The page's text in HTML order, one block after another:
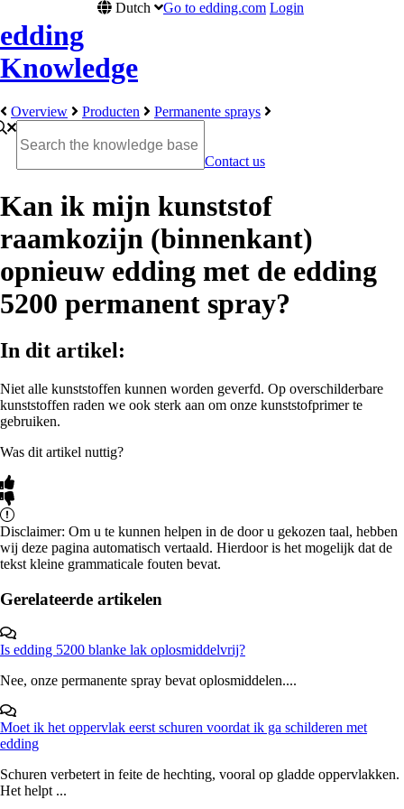
edding
Knowledge
Dutch Go to edding.com Login
Overview Producten Permanente sprays
Contact us
Kan ik mijn kunststof
raamkozijn (binnenkant)
opnieuw edding met de edding
5200 permanent spray?
In dit artikel:
Niet alle kunststoffen kunnen worden geverfd. Op overschilderbare
kunststoffen raden we ook sterk aan om onze kunststofprimer te
gebruiken.
Was dit artikel nuttig?
Disclaimer: Om u te kunnen helpen in de door u gekozen taal, hebben
wij deze pagina automatisch vertaald. Hierdoor is het mogelijk dat de
tekst kleine grammaticale fouten bevat.
Gerelateerde artikelen
Is edding 5200 blanke lak oplosmiddelvrij?
Nee, onze permanente spray bevat oplosmiddelen....
Moet ik het oppervlak eerst schuren voordat ik ga schilderen met
edding
Schuren verbetert in feite de hechting, vooral op gladde oppervlakken.
Het helpt ...